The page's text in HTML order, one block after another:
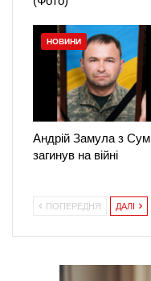
НОВИНИ
Андрій Замула з Сум
загинув на війні
ПОПЕРЕДНЯ ДАЛІ